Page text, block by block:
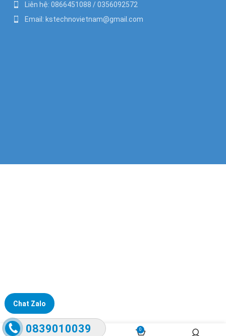
Liên hệ: 0866451088 / 0356092572
Email: kstechnovietnam@gmail.com
Chat Zalo
0839010039 0